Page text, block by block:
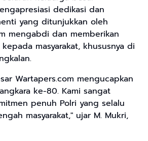
dedikasi dan
yang ditunjukkan oleh
mengabdi dan memberikan
masyarakat, khususnya di
Wartapers.com mengucapkan
ke-80. Kami sangat
penuh Polri yang selalu
masyarakat," ujar M. Mukri,